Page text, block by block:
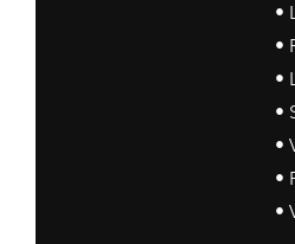
•
•
•
•
•
•
•